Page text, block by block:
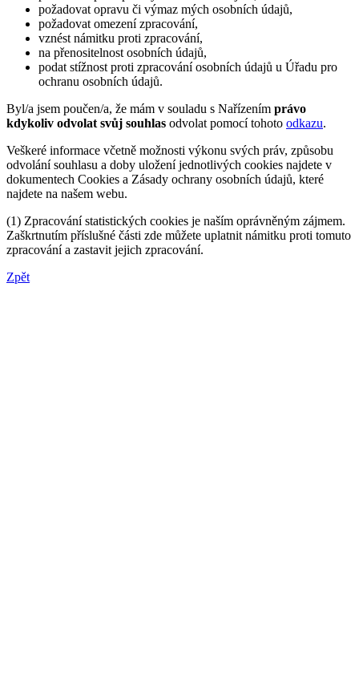
požadovat opravu či výmaz mých osobních údajů,
požadovat omezení zpracování,
vznést námitku proti zpracování,
na přenositelnost osobních údajů,
podat stížnost proti zpracování osobních údajů u Úřadu pro
ochranu osobních údajů.
Byl/a jsem poučen/a, že mám v souladu s Nařízením právo
kdykoliv odvolat svůj souhlas odvolat pomocí tohoto odkazu.
Veškeré informace včetně možnosti výkonu svých práv, způsobu
odvolání souhlasu a doby uložení jednotlivých cookies najdete v
dokumentech Cookies a Zásady ochrany osobních údajů, které
najdete na našem webu.
(1) Zpracování statistických cookies je naším oprávněným zájmem.
Zaškrtnutím příslušné části zde můžete uplatnit námitku proti tomuto
zpracování a zastavit jejich zpracování.
Zpět